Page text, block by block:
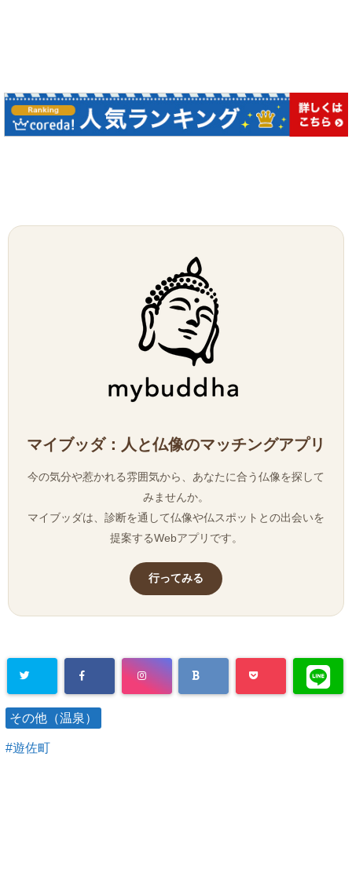
マイブッダ：人と仏像のマッチングアプリ
今の気分や惹かれる雰囲気から、あなたに合う仏像を探して
みませんか。
マイブッダは、診断を通して仏像や仏スポットとの出会いを
提案するWebアプリです。
行ってみる
その他（温泉）
遊佐町